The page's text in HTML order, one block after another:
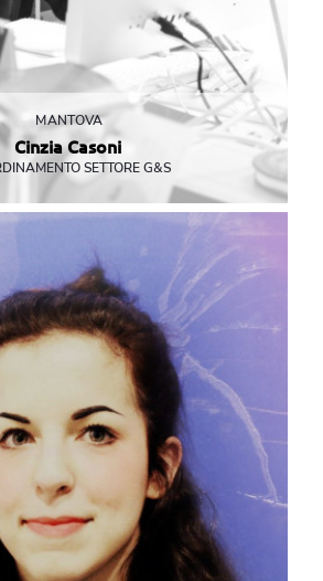
MANTOVA
Cinzia Casoni
SETTORE G&S
banale: se potesse allineerebbe anche il
ccasoni@mbemantova.it